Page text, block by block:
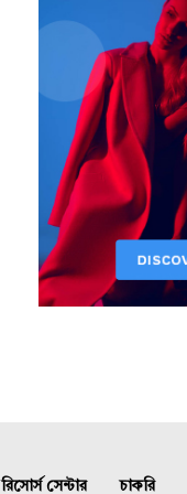
রিসোর্স সেন্টার চাকরি